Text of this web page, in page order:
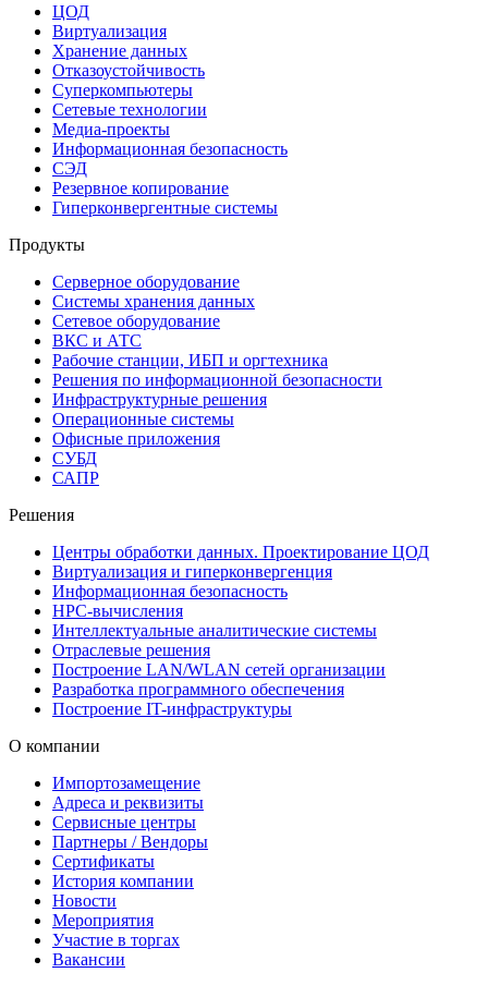
ЦОД
Виртуализация
Хранение данных
Отказоустойчивость
Суперкомпьютеры
Сетевые технологии
Медиа-проекты
Информационная безопасность
СЭД
Резервное копирование
Гиперконвергентные системы
Продукты
Серверное оборудование
Системы хранения данных
Сетевое оборудование
ВКС и АТС
Рабочие станции, ИБП и оргтехника
Решения по информационной безопасности
Инфраструктурные решения
Операционные системы
Офисные приложения
СУБД
САПР
Решения
Центры обработки данных. Проектирование ЦОД
Виртуализация и гиперконвергенция
Информационная безопасность
HPC-вычисления
Интеллектуальные аналитические системы
Отраслевые решения
Построение LAN/WLAN сетей организации
Разработка программного обеспечения
Построение IT-инфраструктуры
О компании
Импортозамещение
Адреса и реквизиты
Сервисные центры
Партнеры / Вендоры
Сертификаты
История компании
Новости
Мероприятия
Участие в торгах
Вакансии